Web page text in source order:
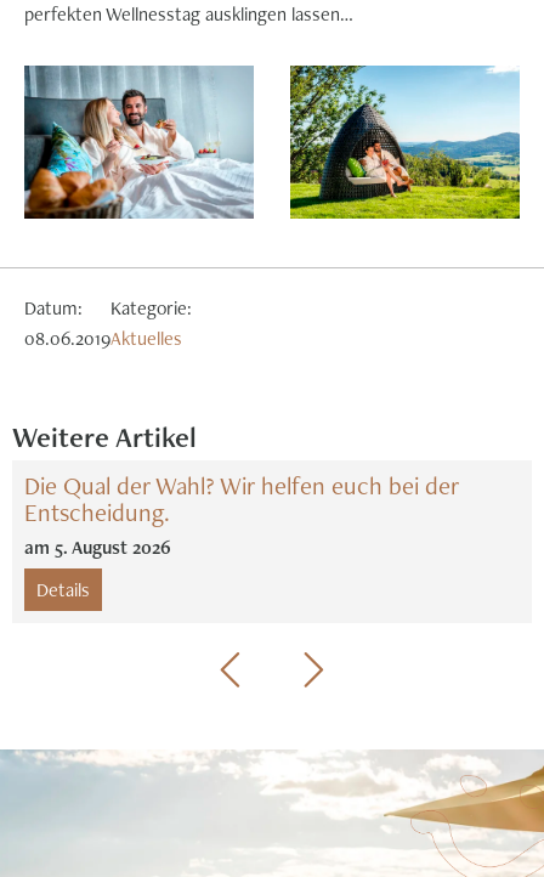
perfekten Wellnesstag ausklingen lassen…
Datum:
08.06.2019
Kategorie:
Aktuelles
Weitere Artikel
Die Qual der Wahl? Wir helfen euch bei der
Entscheidung.
am 5.August2026
Details